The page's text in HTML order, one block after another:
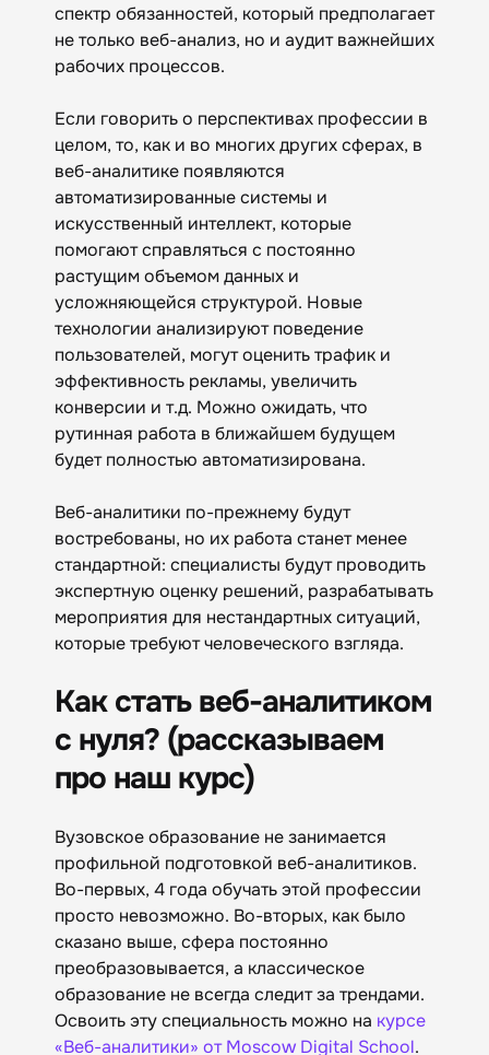
спектр обязанностей, который предполагает
не только веб-анализ, но и аудит важнейших
рабочих процессов.
Если говорить о перспективах профессии в
целом, то, как и во многих других сферах, в
веб-аналитике появляются
автоматизированные системы и
искусственный интеллект, которые
помогают справляться с постоянно
растущим объемом данных и
усложняющейся структурой. Новые
технологии анализируют поведение
пользователей, могут оценить трафик и
эффективность рекламы, увеличить
конверсии и т.д. Можно ожидать, что
рутинная работа в ближайшем будущем
будет полностью автоматизирована.
Веб-аналитики по-прежнему будут
востребованы, но их работа станет менее
стандартной: специалисты будут проводить
экспертную оценку решений, разрабатывать
мероприятия для нестандартных ситуаций,
которые требуют человеческого взгляда.
Как стать веб-аналитиком
с нуля? (рассказываем
про наш курс)
Вузовское образование не занимается
профильной подготовкой веб-аналитиков.
Во-первых, 4 года обучать этой профессии
просто невозможно. Во-вторых, как было
сказано выше, сфера постоянно
преобразовывается, а классическое
образование не всегда следит за трендами.
Освоить эту специальность можно на курсе
«Веб-аналитики» от Moscow Digital School.